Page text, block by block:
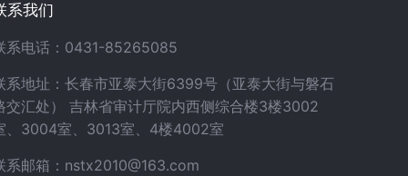
系我们
系电话：0431-85265085
系地址：长春市亚泰大街6399号（亚泰大街与磐石
交汇处） 吉林省审计厅院内西侧综合楼3楼3002
、3004室、3013室、4楼4002室
系邮箱：nstx2010@163.com